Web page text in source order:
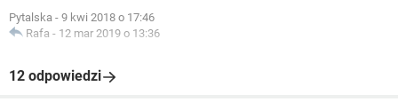
Pytalska - 9 kwi 2018 o 17:46
Rafa - 12 mar 2019 o 13:36
12 odpowiedzi